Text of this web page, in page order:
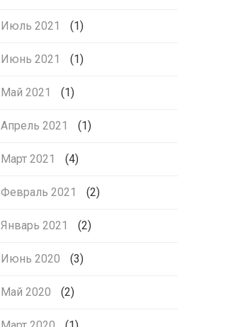
Июль 2021 (1)
Июнь 2021 (1)
Май 2021 (1)
Апрель 2021 (1)
Март 2021 (4)
Февраль 2021 (2)
Январь 2021 (2)
Июнь 2020 (3)
Май 2020 (2)